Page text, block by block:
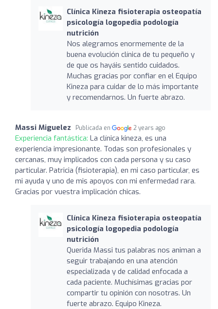
Clínica Kineza fisioterapia osteopatía
psicología logopedia podología
nutrición
Nos alegramos enormemente de la
buena evolución clínica de tu pequeño y
de que os hayáis sentido cuidados.
Muchas gracias por confiar en el Equipo
Kineza para cuidar de lo más importante
y recomendarnos. Un fuerte abrazo.
Massi Miguelez Publicada en 2 years ago
Experiencia fantástica: La clínica kineza, es una
experiencia impresionante. Todas son profesionales y
cercanas, muy implicados con cada persona y su caso
particular. Patricia (fisioterapia), en mi caso particular, es
mi ayuda y uno de mis apoyos con mi enfermedad rara.
Gracias por vuestra implicación chicas.
Clínica Kineza fisioterapia osteopatía
psicología logopedia podología
nutrición
Querida Massi tus palabras nos animan a
seguir trabajando en una atención
especializada y de calidad enfocada a
cada paciente. Muchísimas gracias por
compartir tu opinión con nosotras. Un
fuerte abrazo. Equipo Kineza.